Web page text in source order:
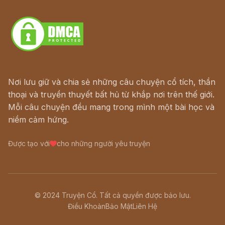
Nơi lưu giữ và chia sẻ những câu chuyện cổ tích, thần
thoại và truyền thuyết bất hủ từ khắp nơi trên thế giới.
Mỗi câu chuyện đều mang trong mình một bài học và
niềm cảm hứng.
Được tạo với cho những người yêu truyện
© 2024 Truyện Cổ. Tất cả quyền được bảo lưu.
Điều KhoảnBảo MậtLiên Hệ